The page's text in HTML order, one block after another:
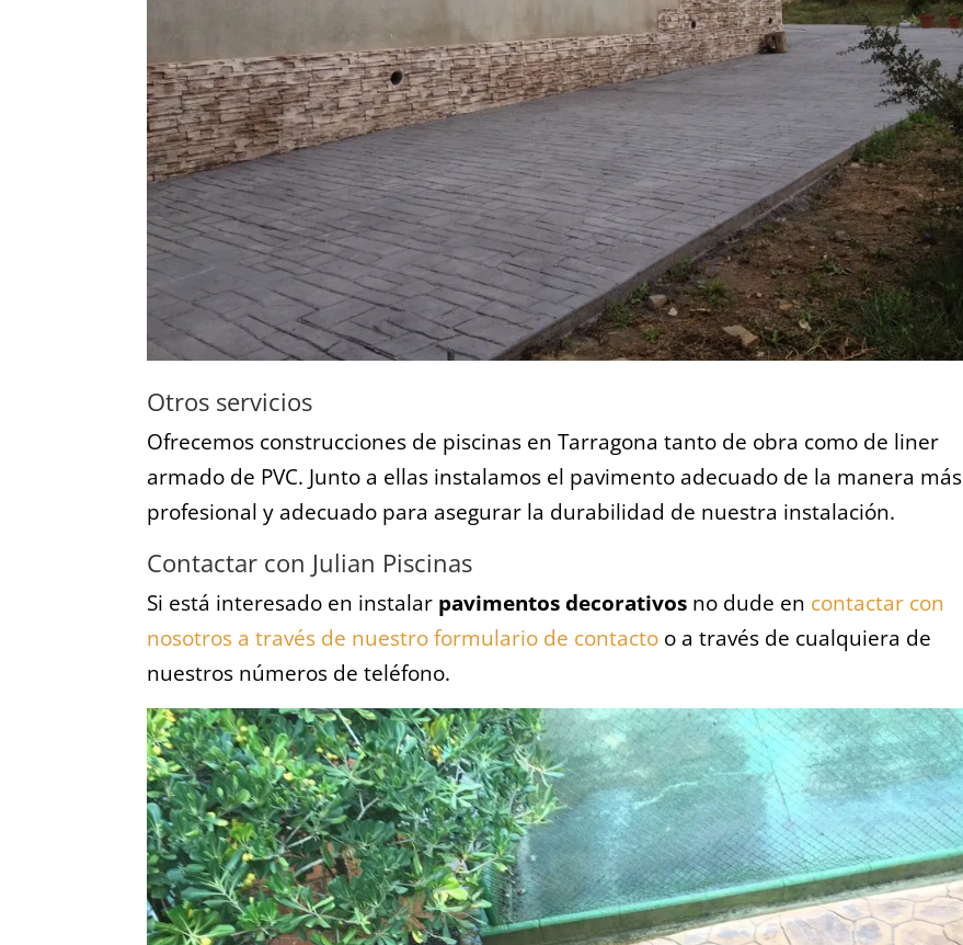
Otros servicios
Ofrecemos construcciones de piscinas en Tarragona tanto de obra como de liner
armado de PVC. Junto a ellas instalamos el pavimento adecuado de la manera más
profesional y adecuado para asegurar la durabilidad de nuestra instalación.
Contactar con Julian Piscinas
Si está interesado en instalar pavimentos decorativos no dude en contactar con
nosotros a través de nuestro formulario de contacto o a través de cualquiera de
nuestros números de teléfono.